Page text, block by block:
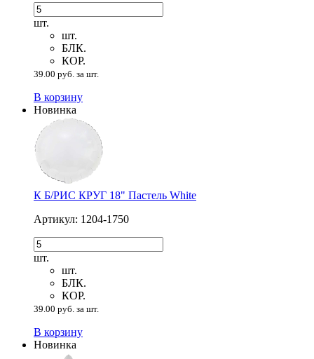
шт.
шт.
БЛК.
КОР.
39.00 руб. за шт.
В корзину
Новинка
К Б/РИС КРУГ 18" Пастель White
Артикул: 1204-1750
шт.
шт.
БЛК.
КОР.
39.00 руб. за шт.
В корзину
Новинка